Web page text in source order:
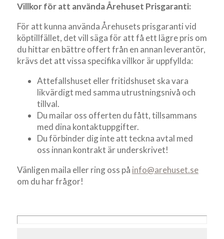
Villkor för att använda Årehuset Prisgaranti:
För att kunna använda Årehusets prisgaranti vid
köptillfället, det vill säga för att få ett lägre pris om
du hittar en bättre offert från en annan leverantör,
krävs det att vissa specifika villkor är uppfyllda:
Attefallshuset eller fritidshuset ska vara
likvärdigt med samma utrustningsnivå och
tillval.
Du mailar oss offerten du fått, tillsammans
med dina kontaktuppgifter.
Du förbinder dig inte att teckna avtal med
oss innan kontrakt är underskrivet!
Vänligen maila eller ring oss på info@arehuset.se
om du har frågor!